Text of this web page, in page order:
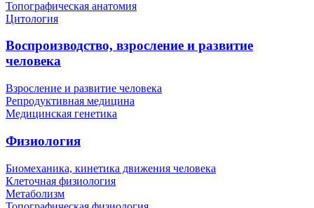
Топографическая анатомия
Цитология
Воспроизводство, взросление и развитие
человека
Взросление и развитие человека
Репродуктивная медицина
Медицинская генетика
Физиология
Биомеханика, кинетика движения человека
Клеточная физиология
Метаболизм